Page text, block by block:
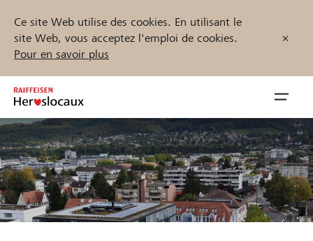
Ce site Web utilise des cookies. En utilisant le
site Web, vous acceptez l'emploi de cookies.
Pour en savoir plus
Inhalt
springen
öffnen
Trouvez des projets et des organisations
Démarrez maintenant